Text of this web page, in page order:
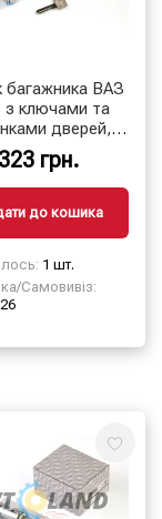
багажника ВАЗ
з ключами та
дверей,
ASR
323 грн.
до кошика
1 шт.
Самовивіз: